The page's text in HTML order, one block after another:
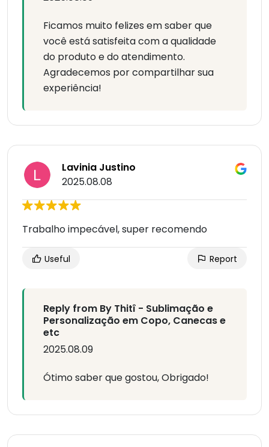
Ficamos muito felizes em saber que
você está satisfeita com a qualidade
do produto e do atendimento.
Agradecemos por compartilhar sua
experiência!
Lavinia Justino
2025.08.08
Trabalho impecável, super recomendo
Useful Report
Reply from By Thitî - Sublimação e
Personalização em Copo, Canecas e
etc
2025.08.09
Ótimo saber que gostou, Obrigado!